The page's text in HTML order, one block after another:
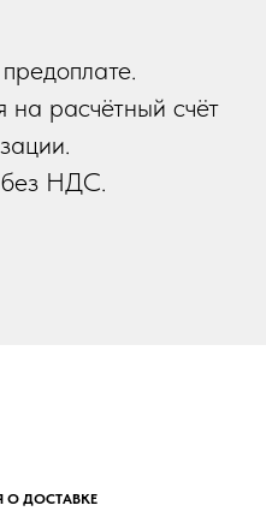
расчётный счёт
без НДС.
ДОСТАВКЕ